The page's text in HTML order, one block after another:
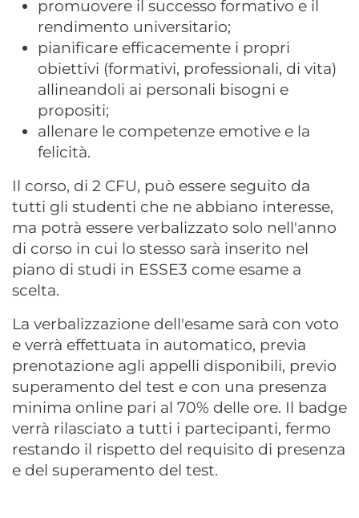
promuovere il successo formativo e il
rendimento universitario;
pianificare efficacemente i propri
obiettivi (formativi, professionali, di vita)
allineandoli ai personali bisogni e
propositi;
allenare le competenze emotive e la
felicità.
Il corso, di 2 CFU, può essere seguito da
tutti gli studenti che ne abbiano interesse,
ma potrà essere verbalizzato solo nell'anno
di corso in cui lo stesso sarà inserito nel
piano di studi in ESSE3 come esame a
scelta.
La verbalizzazione dell'esame sarà con voto
e verrà effettuata in automatico, previa
prenotazione agli appelli disponibili, previo
superamento del test e con una presenza
minima online pari al 70% delle ore. Il badge
verrà rilasciato a tutti i partecipanti, fermo
restando il rispetto del requisito di presenza
e del superamento del test.